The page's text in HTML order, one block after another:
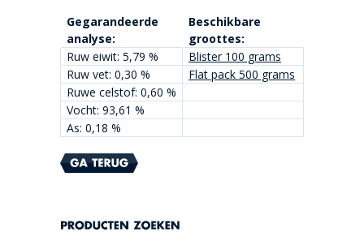
Gegarandeerde
analyse:
Beschikbare
groottes:
Ruw eiwit: 5,79 %
Blister 100 grams
Ruw vet: 0,30 %
Flat pack 500 grams
Ruwe celstof: 0,60 %
Vocht: 93,61 %
As: 0,18 %